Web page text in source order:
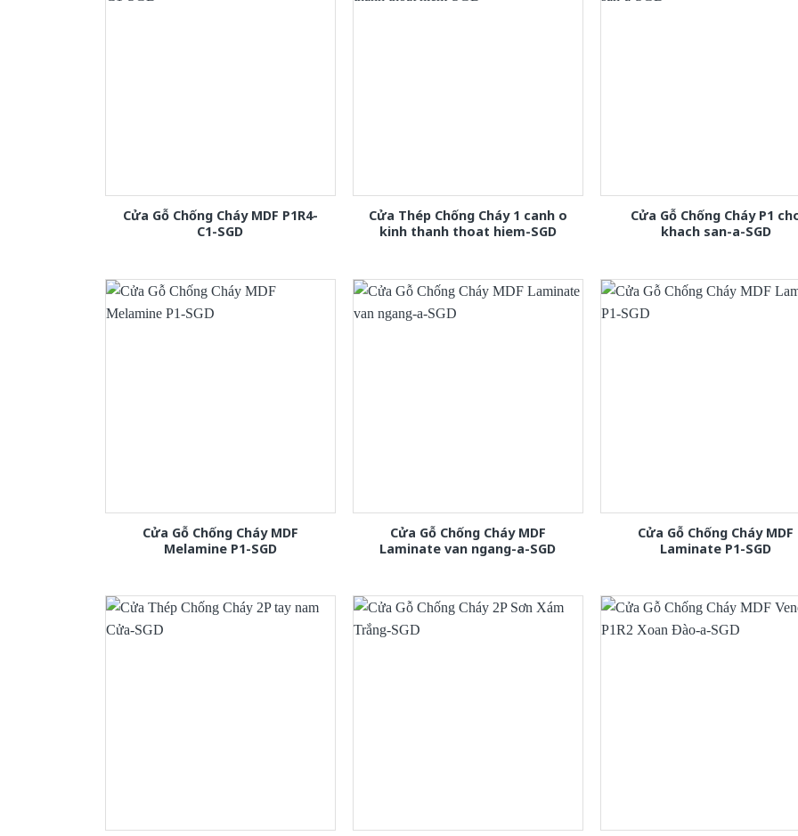
Cửa Gỗ Chống Cháy MDF P1R4-
C1-SGD
Cửa Thép Chống Cháy 1 canh o
kinh thanh thoat hiem-SGD
Cửa Gỗ Chống Cháy P1
khach san-a-SGD
Cửa Gỗ Chống Cháy MDF
Melamine P1-SGD
Cửa Gỗ Chống Cháy MDF
Laminate van ngang-a-SGD
Cửa Gỗ Chống Cháy MDF
Laminate P1-SGD